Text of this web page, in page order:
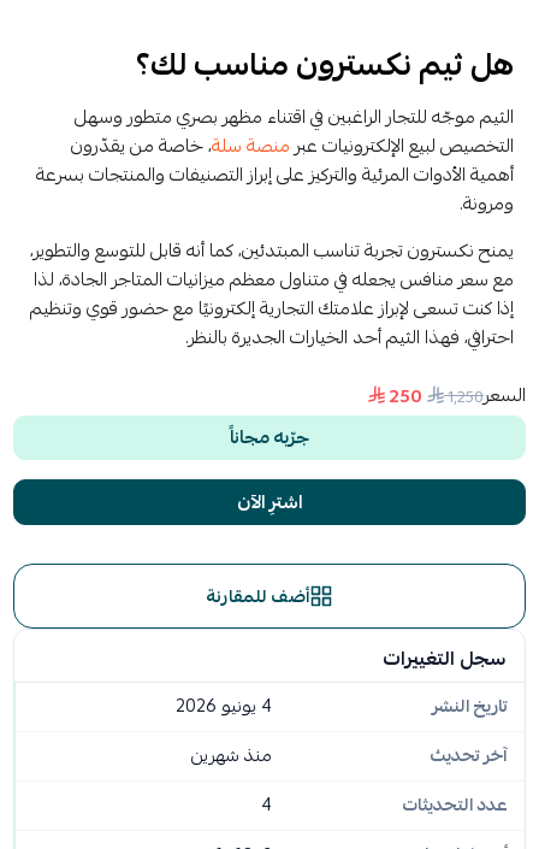
السعر1٬250
250
جرّبه مجاناً
اشترِ الآن
أضف للمقارنة
سجل التغييرات
تاريخ النشر
4 يونيو 2026
آخر تحديث
منذ شهرين
عدد التحديثات
4
هل ثيم نكسترون مناسب لك؟
الثيم موجّه للتجار الراغبين في اقتناء مظهر بصري متطور وسهل
التخصيص لبيع الإلكترونيات عبرمنصة سلة، خاصة من يقدّرون
أهمية الأدوات المرئية والتركيز على إبراز التصنيفات والمنتجات بسرعة
ومرونة.
يمنح نكسترون تجربة تناسب المبتدئين، كما أنه قابل للتوسع والتطوير،
مع سعر منافس يجعله في متناول معظم ميزانيات المتاجر الجادة، لذا
إذا كنت تسعى لإبراز علامتك التجارية إلكترونيًا مع حضور قوي وتنظيم
احترافي، فهذا الثيم أحد الخيارات الجديرة بالنظر.